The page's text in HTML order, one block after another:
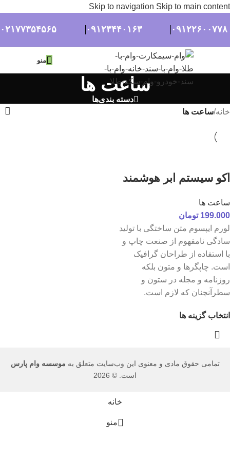
Skip to navigation Skip to main content
۰۹۱۲۲۶۰۰۷۷۸ ۰۹۱۲۳۴۴۰۱۶۳ ۰۲۱۷۷۳۵۴۵۶۵
منو
ساعت ها
دسته بندی‌ها
خانه/ساعت ها
اکو سیستم ابر هوشمند
ساعت ها
199.000 تومان
لورم ایپسوم متن ساختگی با تولید
سادگی نامفهوم از صنعت چاپ و
با استفاده از طراحان گرافیک
است. چاپگرها و متون بلکه
روزنامه و مجله در ستون و
سطرآنچنان که لازم است.
انتخاب گزینه ها
تمامی حقوق مادی و معنوی این وب‌سایت متعلق به موسسه وام پارس
است. © 2026
خانه
منو